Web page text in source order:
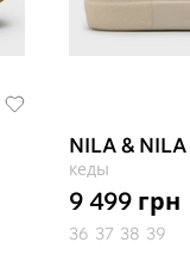
NILA & NILA
кеды
9 499 грн
36 37 38 39